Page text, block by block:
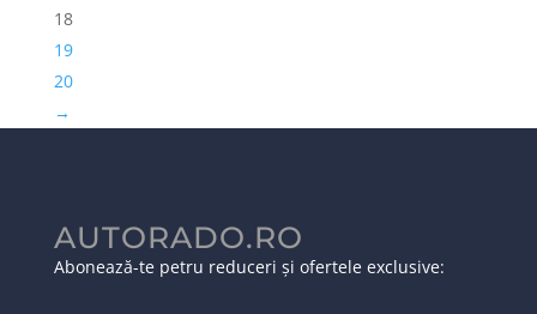
18
19
20
→
AUTORADO.RO
Abonează-te petru reduceri și ofertele exclusive: